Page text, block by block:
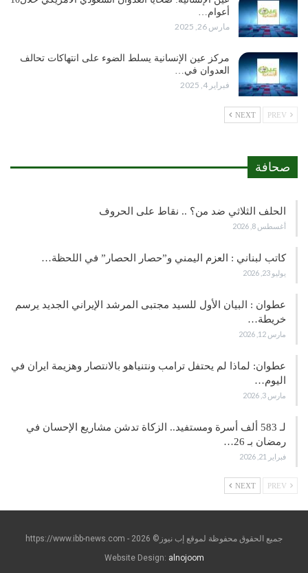
أعوام…
مارس 26, 2025
مركز عين الإنسانية يسلط الضوء على انتهاكات تحالف
العدوان في…
فبراير 4, 2025
NEXT
صحافة
الحلف الثلاثي ضد من؟ .. نقاط على الحروف
أغسطس 8, 2026
كاتب لبناني : العزم اليمني و”حصار الحصار” في اللحظة…
يوليو 23, 2026
عطوان : البيان الأول للسيد مجتبى المرشد الإيراني الجديد يرسم
خريطة…
مارس 12, 2026
عطوان: لماذا لم يحتفل ترامب ونتنياهو بالانتصار وهزيمة ايران في
اليوم…
مارس 3, 2026
لـ 583 ألف أسرة ومستفيد.. الزكاة تدشن مشاريع الإحسان في
رمضان بـ 26…
فبراير 21, 2026
NEXT
جميع الحقوق محفوظة لموقع إب نيوز© https://www.ibb-news.com - 2026
Website Design: alnojoom